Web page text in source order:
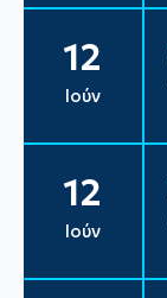
12
Ιούν
12
Ιούν